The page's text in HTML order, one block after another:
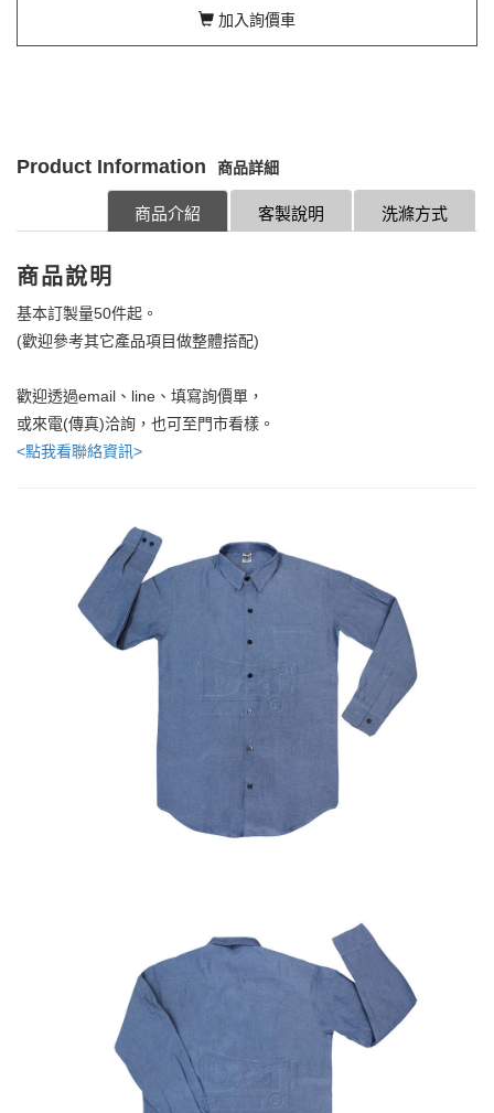
加入詢價車
Product Information 商品詳細
洗滌方式
客製說明
商品介紹
商品說明
基本訂製量50件起。
(歡迎參考其它產品項目做整體搭配)
歡迎透過email、line、填寫詢價單，
或來電(傳真)洽詢，也可至門市看樣。
<點我看聯絡資訊>